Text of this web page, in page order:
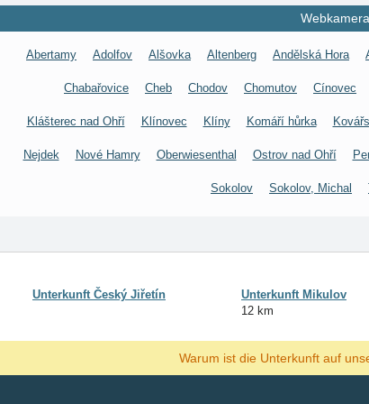
Abertamy Adolfov Alšovka Altenberg Andělská Hora
Chabařovice Cheb Chodov Chomutov Cínovec
Klášterec nad Ohří Klínovec Klíny Komáří hůrka
Nejdek Nové Hamry Oberwiesenthal Ostrov nad Ohří
Sokolov Sokolov, Michal
Unterkunft Český Jiřetín
Unterkunft Mikulov
12 km
Warum ist die Unterkunft auf